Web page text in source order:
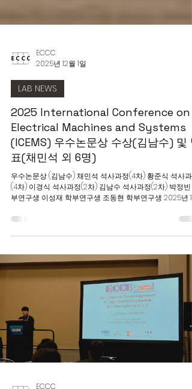
ECCC
2025년 12월 1일
LAB NEWS
2025 International Conference on
Electrical Machines and Systems
(ICEMS) 우수논문상 수상(김남수) 및
표(채민석 외 6명)
우수논문상 (김남수) 채민석 석사과정(4차) 황준식 석사과
16일(일)-19일(수) 동안 진행된 The 28th International
Conference on Electrical Machines and
에 오랄 발표, 포스터 참가 및 우수논문상을 수상하였습니
<채민석, 석사 과정 4차> 제목: Minimizing Fundamental
Current Errors in Ultra-Low Inductance PMSM Drive
Systems Using a DC-Link Single Current Sensor
저자: 채민석, 최현규 발표자: 채민석 <황준식, 석사 과정 4차
제목: Sensor-less Drive for Ultra-Low Inductance Non-